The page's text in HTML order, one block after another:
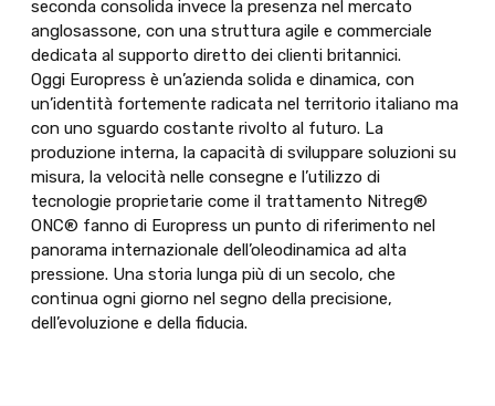
seconda consolida invece la presenza nel mercato
anglosassone, con una struttura agile e commerciale
dedicata al supporto diretto dei clienti britannici.
Oggi Europress è un’azienda solida e dinamica, con
un’identità fortemente radicata nel territorio italiano ma
con uno sguardo costante rivolto al futuro. La
produzione interna, la capacità di sviluppare soluzioni su
misura, la velocità nelle consegne e l’utilizzo di
tecnologie proprietarie come il trattamento Nitreg®
ONC® fanno di Europress un punto di riferimento nel
panorama internazionale dell’oleodinamica ad alta
pressione. Una storia lunga più di un secolo, che
continua ogni giorno nel segno della precisione,
dell’evoluzione e della fiducia.